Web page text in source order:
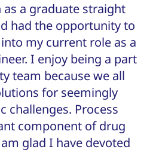
a graduate straight
had the opportunity to
my current role as a
I enjoy being a part
team because we all
for seemingly
challenges. Process
component of drug
glad I have devoted